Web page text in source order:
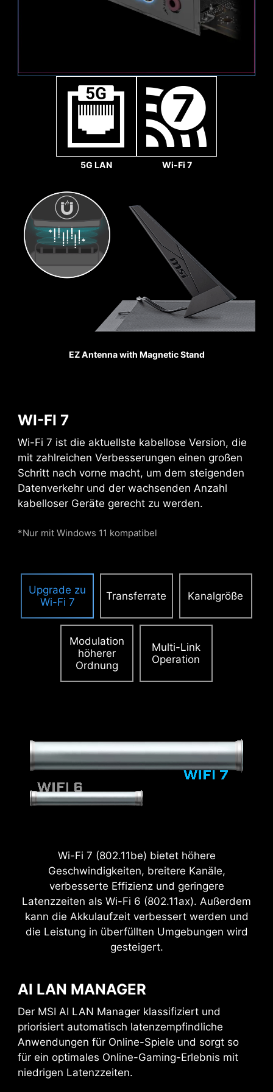
Pumpenlüfter
5G LAN Wi-Fi 7
EZ Antenna with Magnetic Stand
WI-FI 7
Wi-Fi 7 ist die aktuellste kabellose Version, die
mit zahlreichen Verbesserungen einen großen
Schritt nach vorne macht, um dem steigenden
Datenverkehr und der wachsenden Anzahl
kabelloser Geräte gerecht zu werden.
*Nur mit Windows 11 kompatibel
Upgrade zu
Wi-Fi 7
Transferrate Kanalgröße
Modulation
höherer
Ordnung
Multi-Link
Operation
Wi-Fi 7 (802.11be) bietet höhere
Geschwindigkeiten, breitere Kanäle,
verbesserte Effizienz und geringere
Latenzzeiten als Wi-Fi 6 (802.11ax). Außerdem
kann die Akkulaufzeit verbessert werden und
die Leistung in überfüllten Umgebungen wird
gesteigert.
AI LAN MANAGER
Der MSI AI LAN Manager klassifiziert und
priorisiert automatisch latenzempfindliche
Anwendungen für Online-Spiele und sorgt so
für ein optimales Online-Gaming-Erlebnis mit
niedrigen Latenzzeiten.
Gbps
32
Gbps
MSI PCI Express Steel
Armor slots are secured to
the motherboard with
extra solder points and
support the weight of
heavy graphics cards.
When every advantage in
games counts, Steel
contact from
PCIE SUPPLEMENTAL POWER
The exclusive Supplemental PCIe Power
connector provides dedicated power for the
high-power demands of GPUs used in AI
computing and gaming, ensuring stable,
more about chassis compatbility.
2.5
KASKADIERUNG
EXTERNE SPEICHER
/ DOCKS
Verbinde mehrere Thunderbolt™‑Geräte in einer